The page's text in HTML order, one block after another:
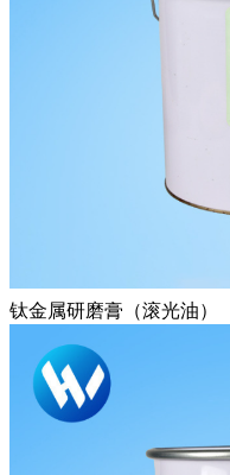
钛金属研磨膏（滚光油）